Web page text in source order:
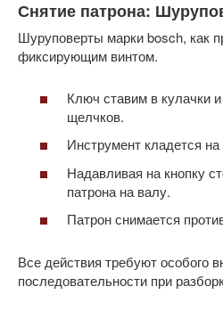
Снятие патрона:
Шуруповерты марки bosch, как
фиксирующим винтом.
Ключ ставим в кулачки
щелчков.
Инструмент кладется на
Надавливая на кнопку
патрона на валу.
Патрон снимается
Все действия требуют особого
последовательности при